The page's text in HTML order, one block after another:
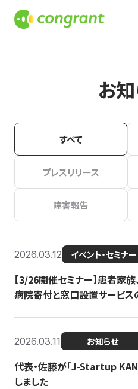
お
すべて
プレスリリース
障害報告
2026.03.12 イベント・セミナー
【3/26開催セミナー】患者家
病院寄付と窓口設置サービス
2026.03.11 お知らせ
代表・佐藤が「J-Startup
しました